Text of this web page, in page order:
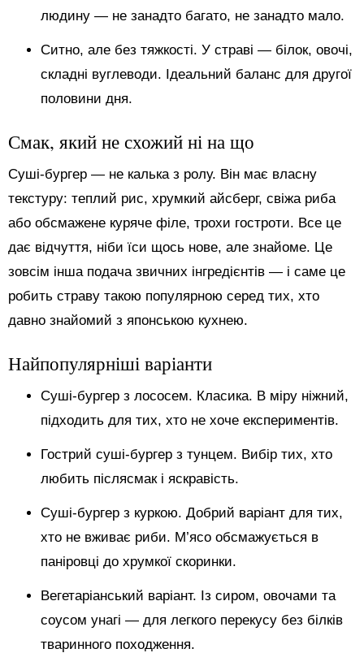
людину — не занадто багато, не занадто мало.
Ситно, але без тяжкості. У страві — білок, овочі,
складні вуглеводи. Ідеальний баланс для другої
половини дня.
Смак, який не схожий ні на що
Суші-бургер — не калька з ролу. Він має власну
текстуру: теплий рис, хрумкий айсберг, свіжа риба
або обсмажене куряче філе, трохи гостроти. Все це
дає відчуття, ніби їси щось нове, але знайоме. Це
зовсім інша подача звичних інгредієнтів — і саме це
робить страву такою популярною серед тих, хто
давно знайомий з японською кухнею.
Найпопулярніші варіанти
Суші-бургер з лососем. Класика. В міру ніжний,
підходить для тих, хто не хоче експериментів.
Гострий суші-бургер з тунцем. Вибір тих, хто
любить післясмак і яскравість.
Суші-бургер з куркою. Добрий варіант для тих,
хто не вживає риби. М’ясо обсмажується в
паніровці до хрумкої скоринки.
Вегетаріанський варіант. Із сиром, овочами та
соусом унагі — для легкого перекусу без білків
тваринного походження.